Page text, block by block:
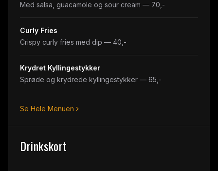
Med salsa, guacamole og sour cream — 70,-
Curly Fries
Crispy curly fries med dip — 40,-
Krydret Kyllingestykker
Sprøde og krydrede kyllingestykker — 65,-
Se Hele Menuen
Drinkskort